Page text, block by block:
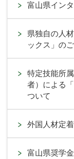
富山県イン
県独自の人
ックス」の
特定技能所
者）による
ついて
外国人材定
富山県奨学